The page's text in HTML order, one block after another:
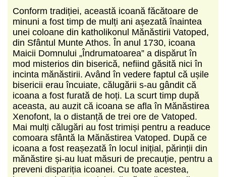
Conform tradiției, această icoană făcătoare de
minuni a fost timp de mulți ani așezată înaintea
unei coloane din katholikonul Mănăstirii Vatoped,
din Sfântul Munte Athos. În anul 1730, icoana
Maicii Domnului „Îndrumatoarea” a dispărut în
mod misterios din biserică, nefiind găsită nici în
incinta mănăstirii. Având în vedere faptul că ușile
bisericii erau încuiate, călugării s-au gândit că
icoana a fost furată de hoți. La scurt timp după
aceasta, au auzit că icoana se afla în Mănăstirea
Xenofont, la o distanță de trei ore de Vatoped.
Mai mulți călugări au fost trimiși pentru a readuce
comoara sfântă la Mănăstirea Vatoped. După ce
icoana a fost reașezată în locul inițial, părinții din
mănăstire și-au luat măsuri de precauție, pentru a
preveni dispariția icoanei. Cu toate acestea,